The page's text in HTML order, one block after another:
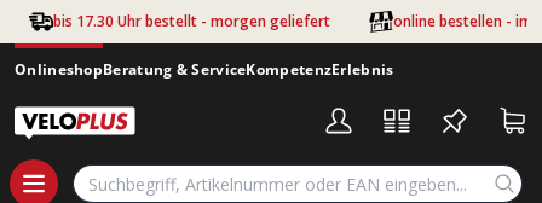
Zum Hauptinhalt springen
bis 17.30 Uhr bestellt - morgen geliefert online bestellen - im
OnlineshopBeratung & ServiceKompetenzErlebnis